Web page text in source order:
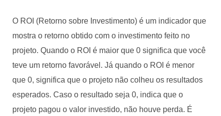
O ROI (Retorno sobre Investimento) é um indicador que
mostra o retorno obtido com o investimento feito no
projeto. Quando o ROI é maior que 0 significa que você
teve um retorno favorável. Já quando o ROI é menor
que 0, significa que o projeto não colheu os resultados
esperados. Caso o resultado seja 0, indica que o
projeto pagou o valor investido, não houve perda. É